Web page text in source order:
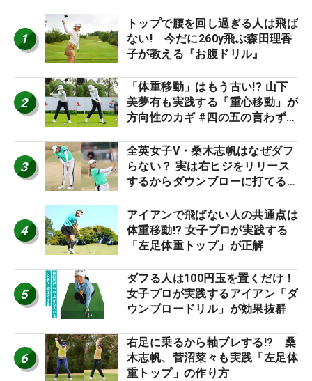
1
トップで腰を回し過ぎる人は飛ば
ない! 今だに260y飛ぶ森田理香
子が教える『お腹ドリル』
2
「体重移動」はもう古い!? 山下
美夢有も実践する「重心移動」が
方向性のカギ #四の五の言わず振
3
全英女子V・桑木志帆はなぜダフ
らない？ 実は右ヒジをリリース
するからダウンブローに打てる #
4
アイアンで飛ばない人の共通点は
体重移動!? 女子プロが実践する
「左足体重トップ」が正解
5
ダフる人は100円玉を置くだけ！
女子プロが実践するアイアン「ダ
ウンブロードリル」が効果抜群
6
右足に乗るから軸ブレする!? 桑
木志帆、菅沼菜々も実践「左足体
重トップ」の作り方